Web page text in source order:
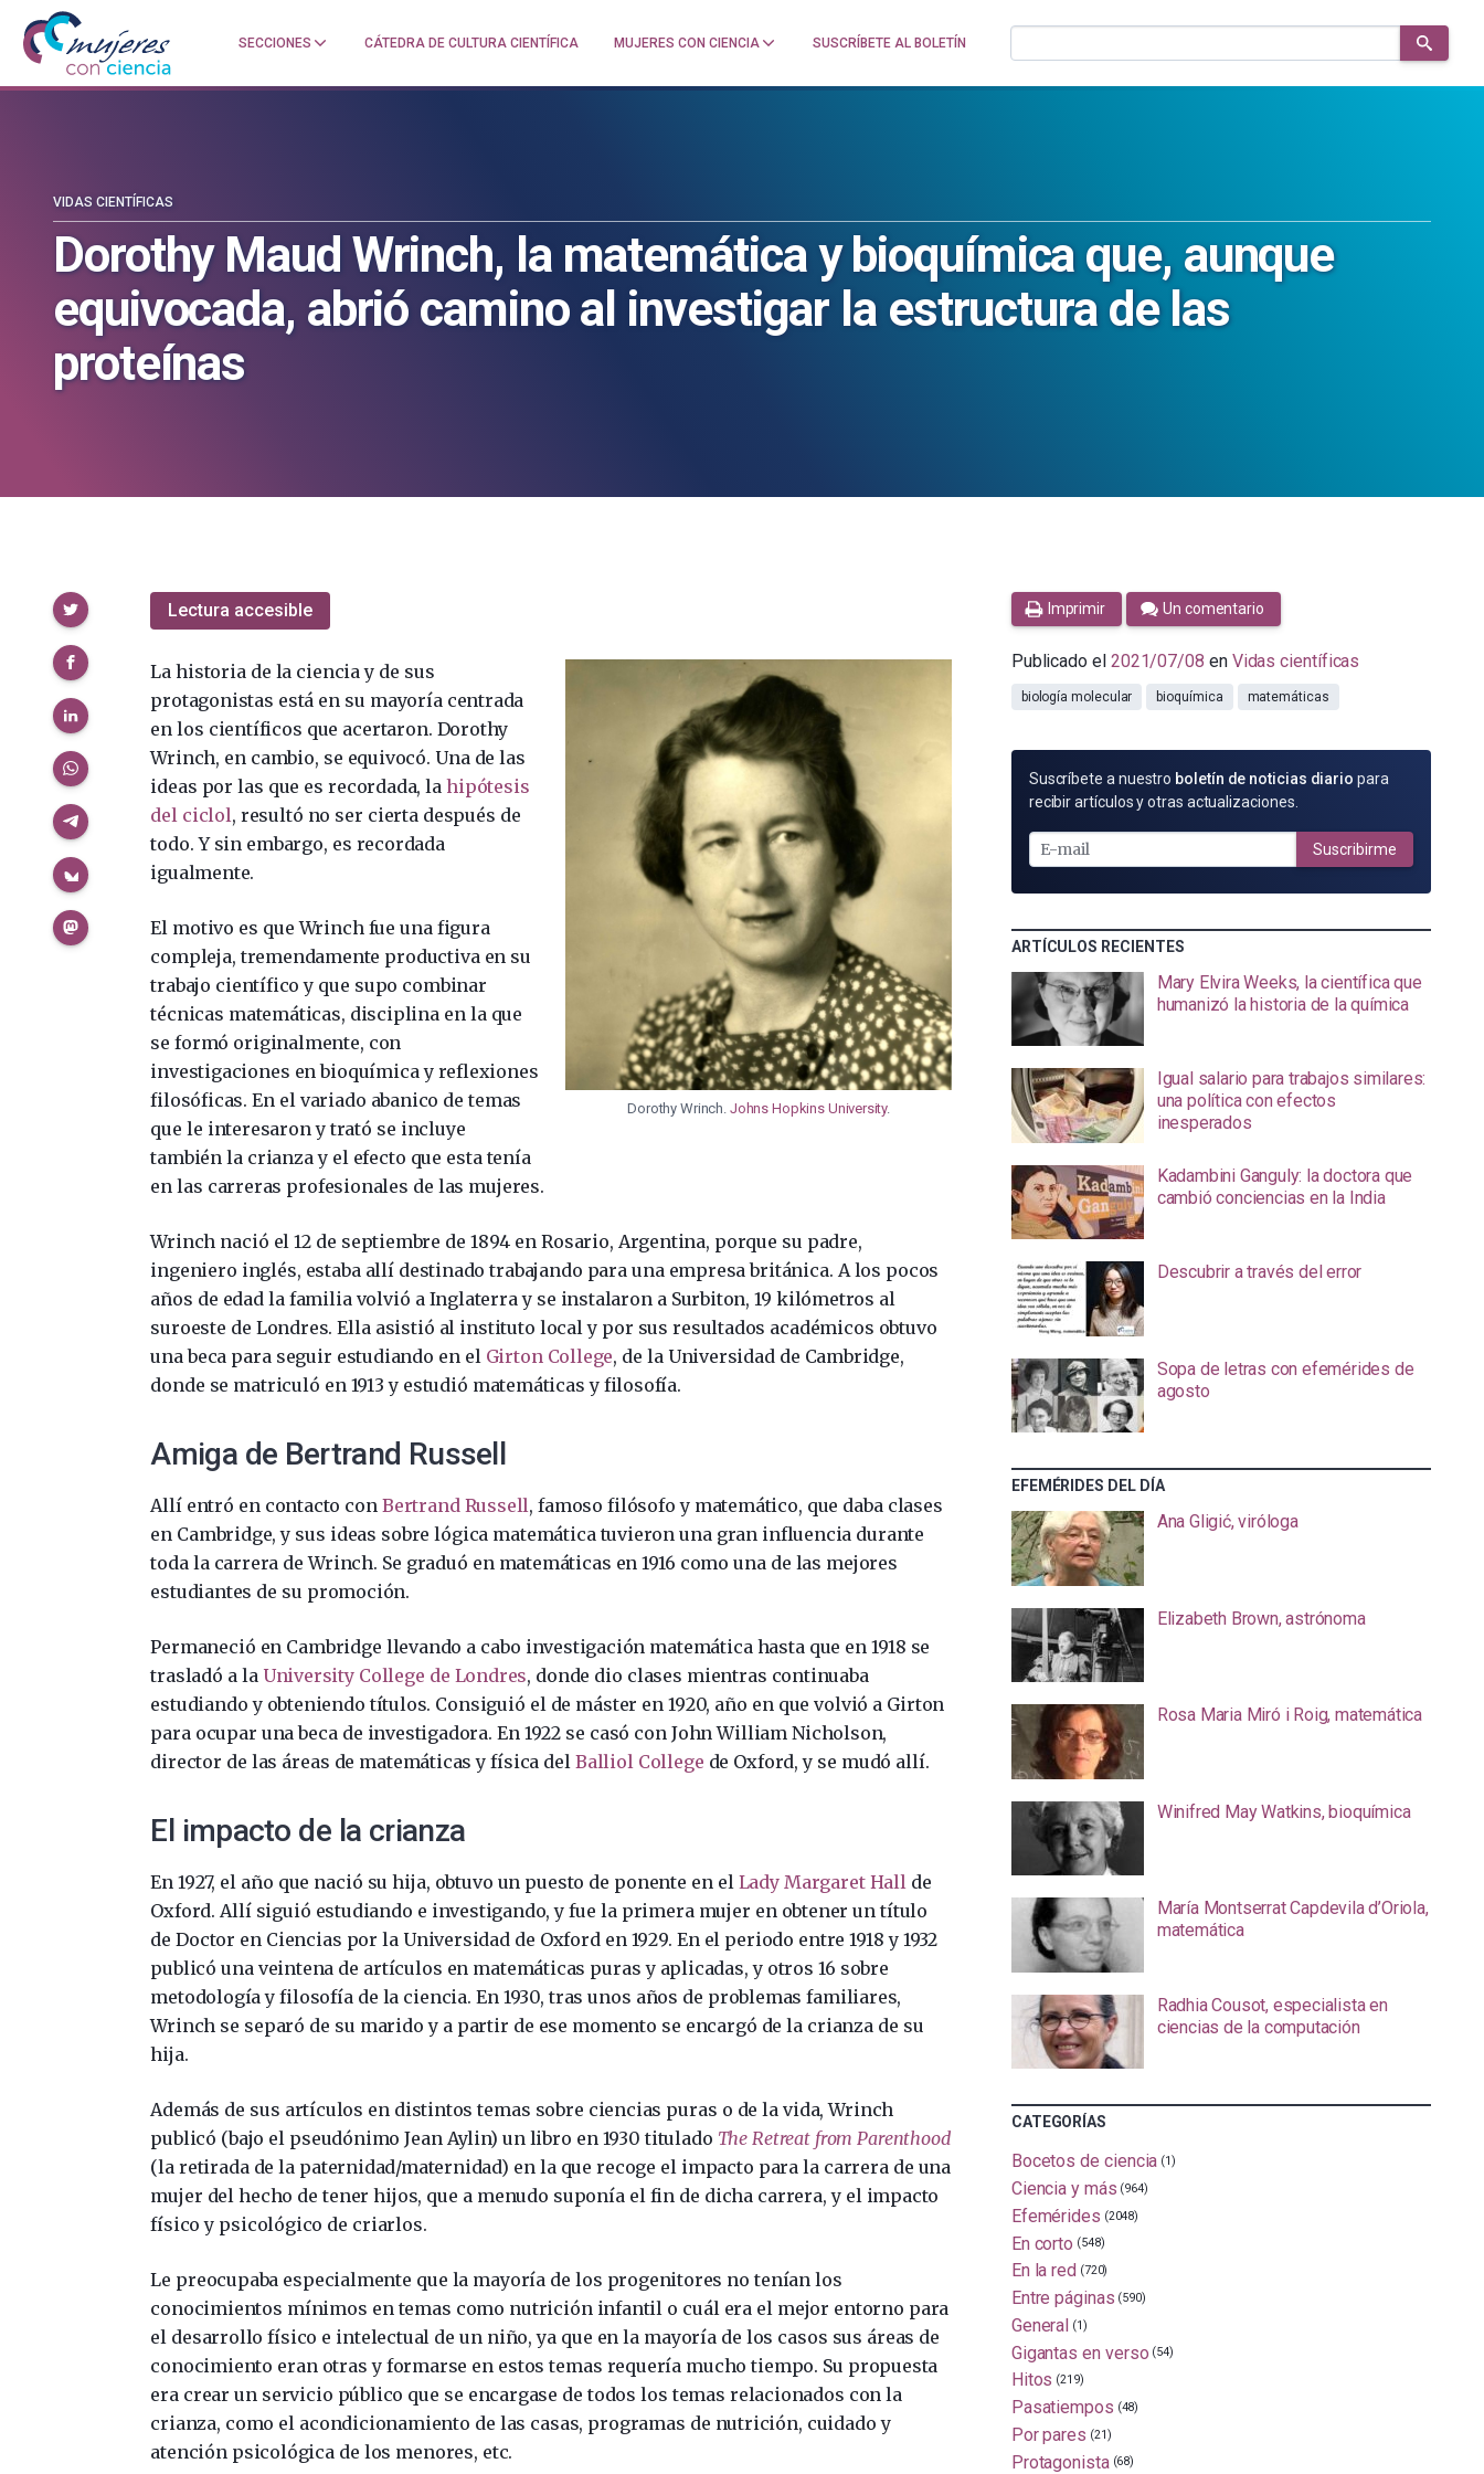
Mujeres
Científica
UPV/EHU
Científica
UPV/EHU
SECCIONES CÁTEDRA DE CULTURA CIENTÍFICA MUJERES CON CIENCIA SUSCRÍBETE AL BOLETÍN
en
el
Dorothy Maud Wrinch, la matemática y bioquímica que, aunque
equivocada, abrió camino al investigar la estructura de las
proteínas
VIDAS CIENTÍFICAS
Lectura accesible
Dorothy Wrinch. Johns Hopkins University.
La historia de la ciencia y de sus
protagonistas está en su mayoría centrada
en los científicos que acertaron. Dorothy
Wrinch, en cambio, se equivocó. Una de las
ideas por las que es recordada, lahipótesis
del ciclol, resultó no ser cierta después de
todo. Y sin embargo, es recordada
igualmente.
El motivo es que Wrinch fue una figura
compleja, tremendamente productiva en su
trabajo científico y que supo combinar
técnicas matemáticas, disciplina en la que
se formó originalmente, con
investigaciones en bioquímica y reflexiones
filosóficas. En el variado abanico de temas
que le interesaron y trató se incluye
también la crianza y el efecto que esta tenía
en las carreras profesionales de las mujeres.
Wrinch nació el 12 de septiembre de 1894 en Rosario, Argentina, porque su padre,
ingeniero inglés, estaba allí destinado trabajando para una empresa británica. A los pocos
años de edad la familia volvió a Inglaterra y se instalaron a Surbiton, 19 kilómetros al
suroeste de Londres. Ella asistió al instituto local y por sus resultados académicos obtuvo
una beca para seguir estudiando en el Girton College, de la Universidad de Cambridge,
donde se matriculó en 1913 y estudió matemáticas y filosofía.
Amiga de Bertrand Russell
Allí entró en contacto con Bertrand Russell, famoso filósofo y matemático, que daba clases
en Cambridge, y sus ideas sobre lógica matemática tuvieron una gran influencia durante
toda la carrera de Wrinch. Se graduó en matemáticas en 1916 como una de las mejores
estudiantes de su promoción.
Permaneció en Cambridge llevando a cabo investigación matemática hasta que en 1918 se
trasladó a la University College de Londres, donde dio clases mientras continuaba
estudiando y obteniendo títulos. Consiguió el de máster en 1920, año en que volvió a Girton
para ocupar una beca de investigadora. En 1922 se casó con John William Nicholson,
director de las áreas de matemáticas y física del Balliol College de Oxford, y se mudó allí.
El impacto de la crianza
En 1927, el año que nació su hija, obtuvo un puesto de ponente en el Lady Margaret Hall de
Oxford. Allí siguió estudiando e investigando, y fue la primera mujer en obtener un título
de Doctor en Ciencias por la Universidad de Oxford en 1929. En el periodo entre 1918 y 1932
publicó una veintena de artículos en matemáticas puras y aplicadas, y otros 16 sobre
metodología y filosofía de la ciencia. En 1930, tras unos años de problemas familiares,
Wrinch se separó de su marido y a partir de ese momento se encargó de la crianza de su
hija.
Además de sus artículos en distintos temas sobre ciencias puras o de la vida, Wrinch
publicó (bajo el pseudónimo Jean Aylin) un libro en 1930 titulado The Retreat from Parenthood
(la retirada de la paternidad/maternidad) en la que recoge el impacto para la carrera de una
mujer del hecho de tener hijos, que a menudo suponía el fin de dicha carrera, y el impacto
físico y psicológico de criarlos.
Le preocupaba especialmente que la mayoría de los progenitores no tenían los
conocimientos mínimos en temas como nutrición infantil o cuál era el mejor entorno para
el desarrollo físico e intelectual de un niño, ya que en la mayoría de los casos sus áreas de
conocimiento eran otras y formarse en estos temas requería mucho tiempo. Su propuesta
era crear un servicio público que se encargase de todos los temas relacionados con la
crianza, como el acondicionamiento de las casas, programas de nutrición, cuidado y
atención psicológica de los menores, etc.
Compartir Imprimir Un comentario
Publicado el 2021/07/08 en Vidas científicas
biología molecular bioquímica matemáticas
SUSCRÍBETE
POR
MAIL
Suscríbete a nuestro boletín de noticias diario para
recibir artículos y otras actualizaciones.
Suscribirme
ARTÍCULOS RECIENTES
Mary Elvira Weeks, la científica que
humanizó la historia de la química
Igual salario para trabajos similares:
una política con efectos
inesperados
Kadambini Ganguly: la doctora que
cambió conciencias en la India
Descubrir a través del error
Sopa de letras con efemérides de
agosto
EFEMÉRIDES DEL DÍA
Ana Gligić, viróloga
Elizabeth Brown, astrónoma
Rosa Maria Miró i Roig, matemática
Winifred May Watkins, bioquímica
María Montserrat Capdevila d’Oriola,
matemática
Radhia Cousot, especialista en
ciencias de la computación
CATEGORÍAS
Bocetos de ciencia (1)
Ciencia y más (964)
Efemérides (2048)
En corto (548)
En la red (720)
Entre páginas (590)
General (1)
Gigantas en verso (54)
Hitos (219)
Pasatiempos (48)
Por pares (21)
Protagonista (68)